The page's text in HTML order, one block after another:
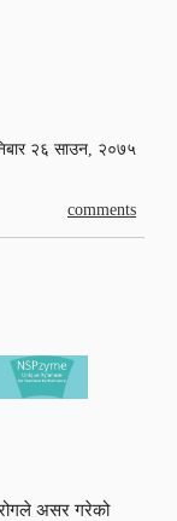
२६ साउन, २०७५
comments
रोगले असर गरेको